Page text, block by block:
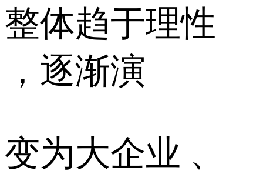
整体趋于理性
，逐渐演
变为大企业 、